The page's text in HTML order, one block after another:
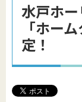
水戸ホ
「ホー
定！